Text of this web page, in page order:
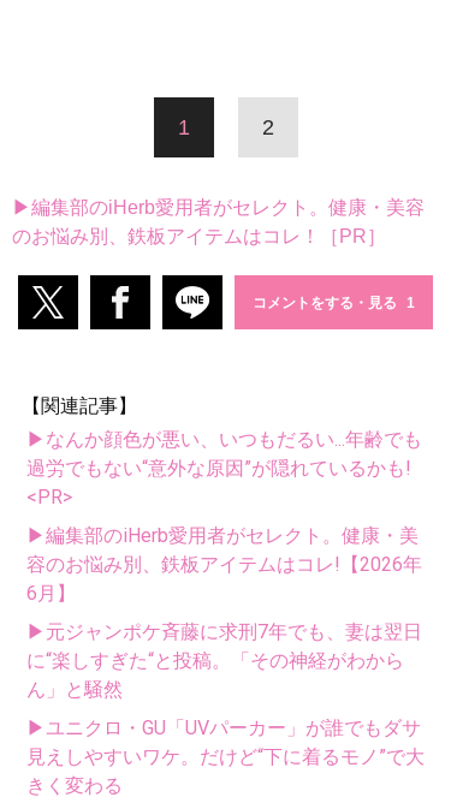
1 2
▶編集部のiHerb愛用者がセレクト。健康・美容
のお悩み別、鉄板アイテムはコレ！［PR］
コメントをする・見る
【関連記事】
▶なんか顔色が悪い、いつもだるい...年齢でも
過労でもない“意外な原因”が隠れているかも!
<PR>
▶編集部のiHerb愛用者がセレクト。健康・美
容のお悩み別、鉄板アイテムはコレ!【2026年
6月】
▶元ジャンポケ斉藤に求刑7年でも、妻は翌日
に“楽しすぎた“と投稿。「その神経がわから
ん」と騒然
▶ユニクロ・GU「UVパーカー」が誰でもダサ
見えしやすいワケ。だけど“下に着るモノ”で大
きく変わる